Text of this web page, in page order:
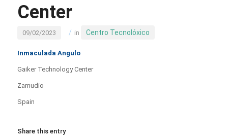
Center
09/02/2023 / in Centro Tecnolóxico
Inmaculada Angulo
Gaiker Technology Center
Zamudio
Spain
Share this entry